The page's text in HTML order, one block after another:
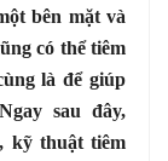
bên mặt và
có thể tiêm
là để giúp
sau đây,
kỹ thuật tiêm